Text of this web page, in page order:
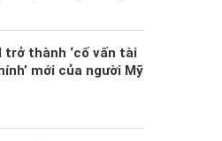
trở thành ‘cố vấn tài
mới của người Mỹ